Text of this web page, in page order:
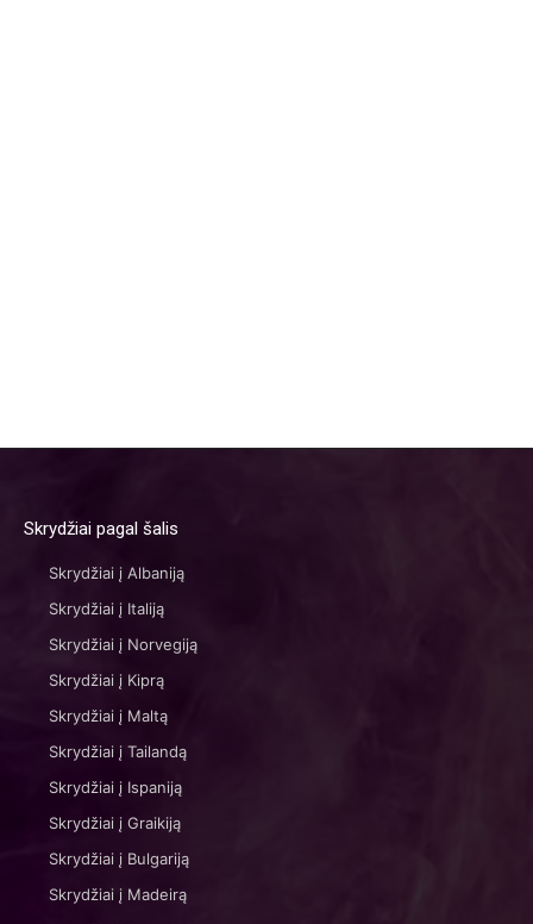
Skrydžiai pagal šalis
Skrydžiai į Albaniją
Skrydžiai į Italiją
Skrydžiai į Norvegiją
Skrydžiai į Kiprą
Skrydžiai į Maltą
Skrydžiai į Tailandą
Skrydžiai į Ispaniją
Skrydžiai į Graikiją
Skrydžiai į Bulgariją
Skrydžiai į Madeirą